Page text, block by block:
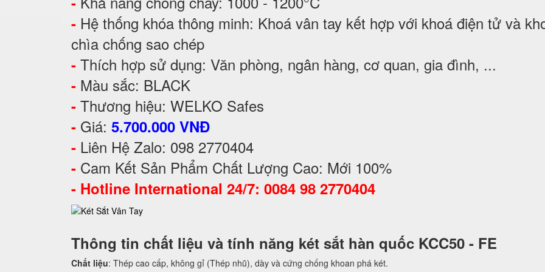
- Hệ thống khóa thông minh: Khoá vân tay kết hợp với khoá điện tử và
chìa chống sao chép
- Thích hợp sử dụng: Văn phòng, ngân hàng, cơ quan, gia đình, ...
- Màu sắc: BLACK
- Thương hiệu: WELKO Safes
- Giá: 5.700.000 VNĐ
- Liên Hệ Zalo: 098 2770404
- Cam Kết Sản Phẩm Chất Lượng Cao: Mới 100%
- Hotline International 24/7: 0084 98 2770404
Thông tin chất liệu và tính năng két sắt hàn quốc KCC50 - FE
Chất liệu: Thép cao cấp, không gỉ (Thép nhũ), dày và cứng chống khoan phá két.